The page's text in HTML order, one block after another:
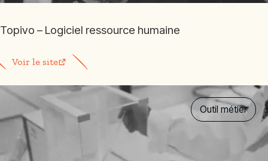
Topivo – Logiciel ressource humaine
Voir le site
Outil métier